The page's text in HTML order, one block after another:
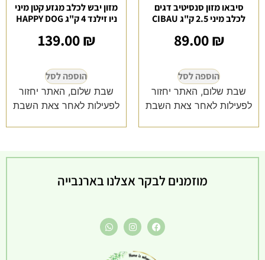
סיבאו מזון סנסיטיב דגים
לכלב מיני 2.5 ק"ג CIBAU
89.00₪
הוספה לסל
שבת שלום, האתר יחזור
לפעילות לאחר צאת השבת
מזון יבש לכלב מגזע קטן מיני
ניו זילנד 4 ק"ג HAPPY DOG
139.00₪
הוספה לסל
שבת שלום, האתר יחזור
לפעילות לאחר צאת השבת
מוזמנים לבקר אצלנו בארנבייה